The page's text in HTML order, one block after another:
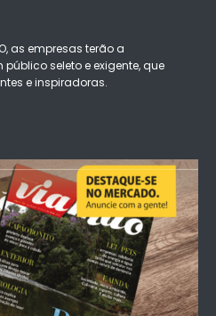
as empresas terão a
seleto e exigente, que
e inspiradoras.